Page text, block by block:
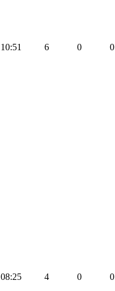
10:51 6 0 0
08:25 4 0 0